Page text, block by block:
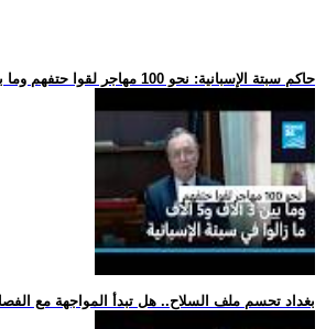
.. حاكم سبتة الإسبانية: نحو 100 مهاجر لقوا حتفهم وما بين 3 آلاف
.. بغداد تحسم ملف السلاح.. هل تبدأ المواجهة مع